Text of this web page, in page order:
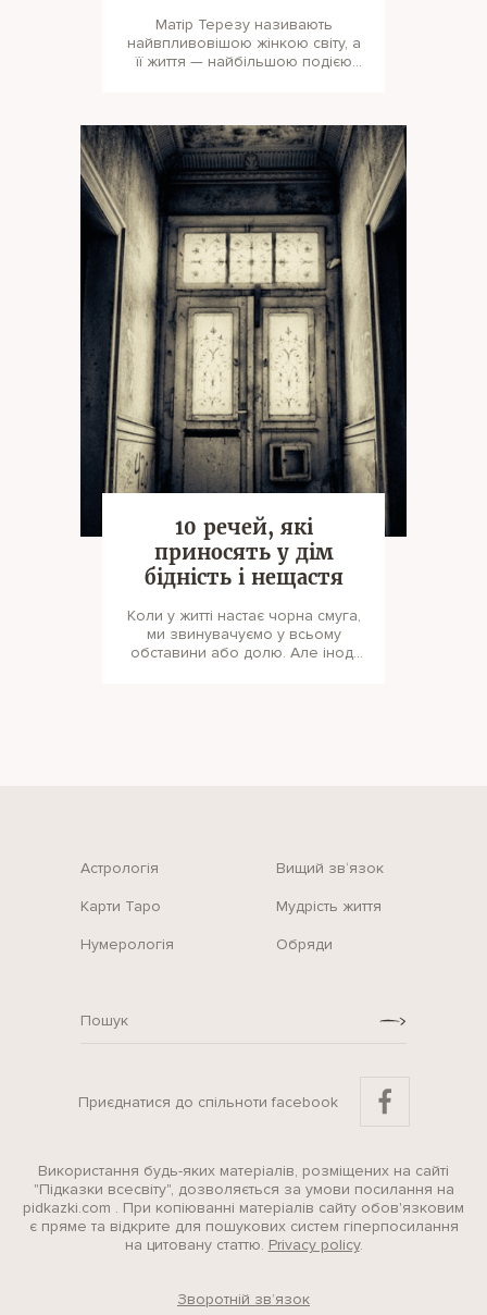
Матір Терезу називають
найвпливовішою жінкою світу, а
її життя — найбільшою подією
10 речей, які
приносять у дім
бідність і нещастя
Коли у житті настає чорна смуга,
ми звинувачуємо у всьому
обставини або долю. Але іноді
Астрологія Вищий зв‘язок
Карти Таро Мудрість життя
Нумерологія Обряди
Приєднатися до спільноти facebook
Використання будь-яких матеріалів, розміщених на сайті
"Підказки всесвіту", дозволяється за умови посилання на
pidkazki.com . При копіюванні матеріалів сайту обов'язковим
є пряме та відкрите для пошукових систем гіперпосилання
на цитовану статтю. Privacy policy.
Зворотній зв’язок